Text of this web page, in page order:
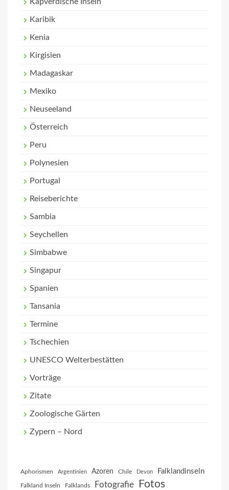
Karibik
Kenia
Kirgisien
Madagaskar
Mexiko
Neuseeland
Österreich
Peru
Polynesien
Portugal
Reiseberichte
Sambia
Seychellen
Simbabwe
Singapur
Spanien
Tansania
Termine
Tschechien
UNESCO Welterbestätten
Vorträge
Zitate
Zoologische Gärten
Zypern – Nord
Aphorismen Argentinien Azoren Chile Devon Falklandinseln
Falkland Inseln Falklands Fotografie Fotos